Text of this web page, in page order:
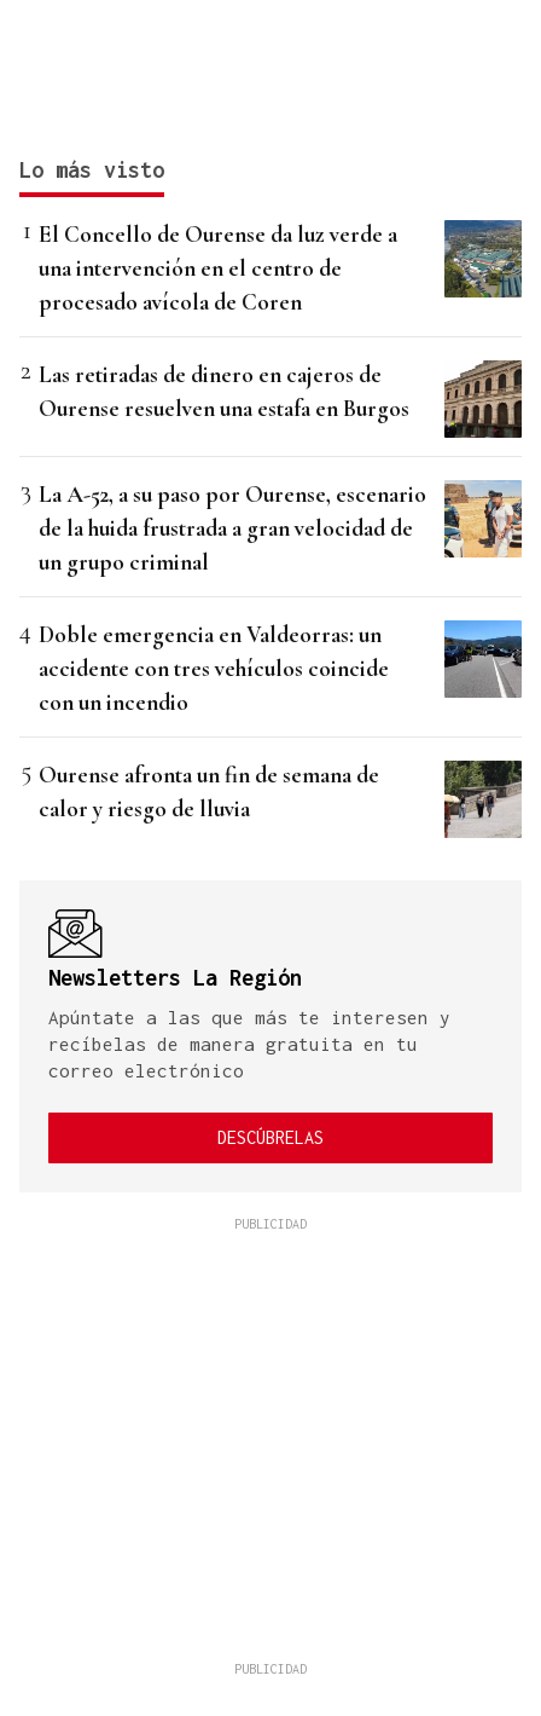
Lo más visto
El Concello de Ourense da luz verde a
una intervención en el centro de
procesado avícola de Coren
Las retiradas de dinero en cajeros de
Ourense resuelven una estafa en Burgos
La A-52, a su paso por Ourense, escenario
de la huida frustrada a gran velocidad de
un grupo criminal
Doble emergencia en Valdeorras: un
accidente con tres vehículos coincide
con un incendio
Ourense afronta un fin de semana de
calor y riesgo de lluvia
Newsletters La Región
Apúntate a las que más te interesen y
recíbelas de manera gratuita en tu
correo electrónico
DESCÚBRELAS